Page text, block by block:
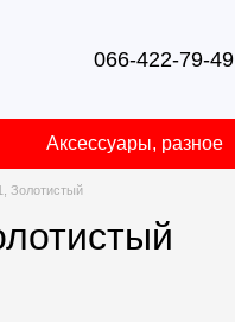
066-422-79-49
Аксессуары, разное
Золотистый